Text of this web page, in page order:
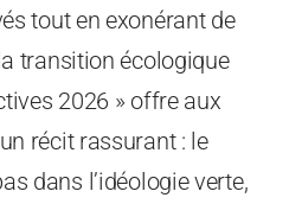
tout en exonérant de
transition écologique
2026 » offre aux
récit rassurant : le
dans l’idéologie verte,